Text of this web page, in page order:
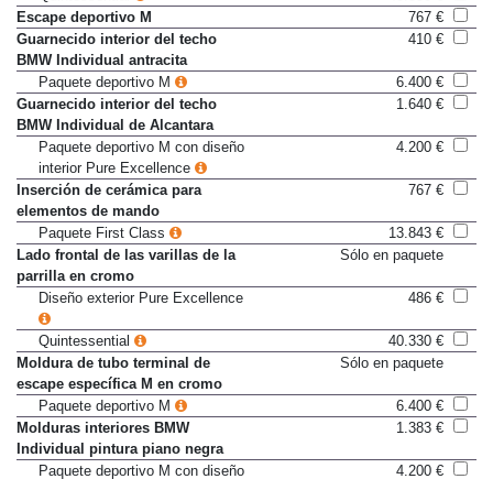
Quintessential
40.330 €
Escape deportivo M
767 €
Guarnecido interior del techo
BMW Individual antracita
Paquete deportivo M
6.400 €
Guarnecido interior del techo
BMW Individual de Alcantara
Paquete deportivo M con diseño
interior Pure Excellence
Inserción de cerámica para
elementos de mando
Paquete First Class
13.843 €
Lado frontal de las varillas de la
parrilla en cromo
Diseño exterior Pure Excellence
Quintessential
40.330 €
Moldura de tubo terminal de
escape específica M en cromo
Paquete deportivo M
6.400 €
Molduras interiores BMW
Individual pintura piano negra